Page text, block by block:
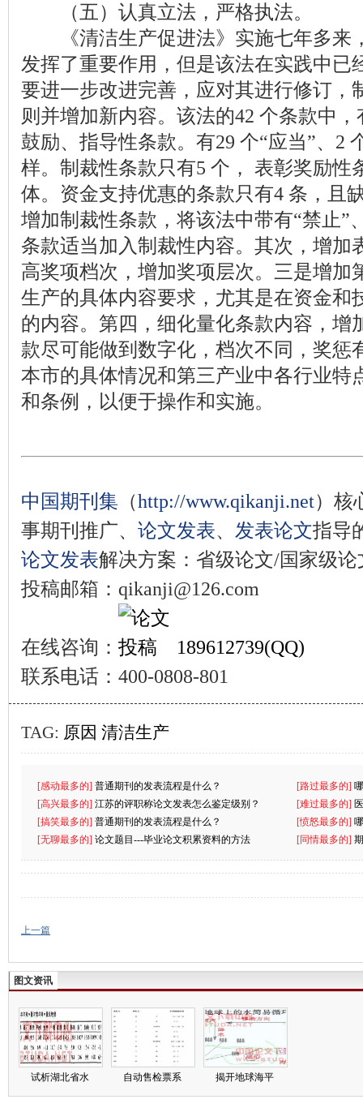
（五）认真立法，严格执法。
《清洁生产促进法》实施七年多来
发挥了重要作用，但是该法在实践中已
要进一步改进完善，应对其进行修订，
则并增加新内容。该法的42 个条款中
鼓励、指导性条款。有29 个“应当”、2
样。制裁性条款只有5 个， 表彰奖励性
体。资金支持优惠的条款只有4 条，且
增加制裁性条款，将该法中带有“禁止”
条款适当加入制裁性内容。其次，增加
高奖项档次，增加奖项层次。三是增加
生产的具体内容要求，尤其是在资金和
的内容。第四，细化量化条款内容，增
款尽可能做到数字化，档次不同，奖惩
本市的具体情况和第三产业中各行业特
和条例，以便于操作和实施。
中国期刊集 （http://www.qikanji.net）核
事期刊推广、 论文发表、 发表论文指导
论文发表解决方案：省级论文/国家级
投稿邮箱：qikanji@126.com
在线咨询：
189612739(QQ)
联系电话：400-0808-801
TAG: 原因 清洁生产
[感动最多的] 普通期刊的发表流程是什么？ [路过最多的]
[高兴最多的] 江苏的评职称论文发表怎么鉴定级别？ [难过最多的]
[搞笑最多的] 普通期刊的发表流程是什么？ [愤怒最多的]
[无聊最多的] 论文题目---毕业论文积累资料的方法 [同情最多的]
上一篇
图文资讯
试析湖北省水 自动售检票系 揭开地球海平